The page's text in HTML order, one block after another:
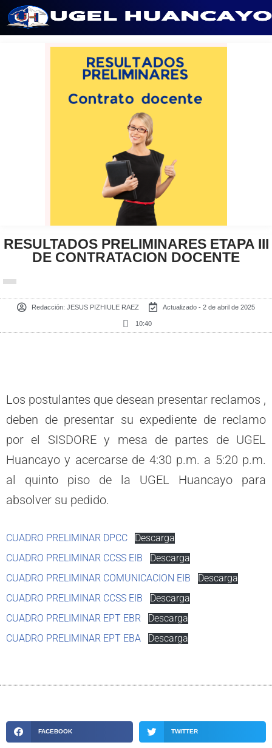
RESULTADOS PRELIMINARES ETAPA III
DE CONTRATACION DOCENTE
Redacción: JESUS PIZHIULE RAEZ Actualizado - 2 de abril de 2025
10:40
Los postulantes que desean presentar reclamos ,
deben de presentar su expediente de reclamo
por el SISDORE y mesa de partes de UGEL
Huancayo y acercarse de 4:30 p.m. a 5:20 p.m.
al quinto piso de la UGEL Huancayo para
absolver su pedido.
CUADRO PRELIMINAR DPCC
Descarga
CUADRO PRELIMINAR CCSS EIB
Descarga
CUADRO PRELIMINAR COMUNICACION EIB
Descarga
CUADRO PRELIMINAR CCSS EIB
Descarga
CUADRO PRELIMINAR EPT EBR
Descarga
CUADRO PRELIMINAR EPT EBA
Descarga
FACEBOOK TWITTER